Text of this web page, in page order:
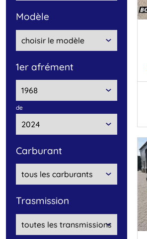
modèle
1er afrément
de
carburant
trasmission